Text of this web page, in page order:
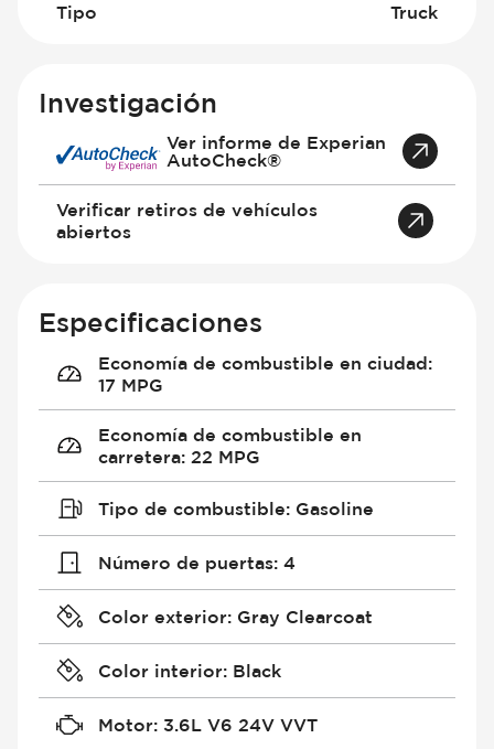
Tipo Truck
Investigación
Ver informe de Experian
AutoCheck®
Verificar retiros de vehículos
abiertos
Especificaciones
Economía de combustible en ciudad:
17 MPG
Economía de combustible en
carretera: 22 MPG
Tipo de combustible: Gasoline
Número de puertas: 4
Color exterior: Gray Clearcoat
Color interior: Black
Motor: 3.6L V6 24V VVT